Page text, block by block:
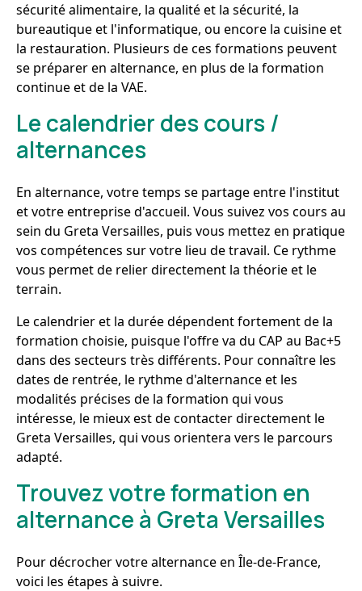
sécurité alimentaire, la qualité et la sécurité, la
bureautique et l'informatique, ou encore la cuisine et
la restauration. Plusieurs de ces formations peuvent
se préparer en alternance, en plus de la formation
continue et de la VAE.
Le calendrier des cours /
alternances
En alternance, votre temps se partage entre l'institut
et votre entreprise d'accueil. Vous suivez vos cours au
sein du Greta Versailles, puis vous mettez en pratique
vos compétences sur votre lieu de travail. Ce rythme
vous permet de relier directement la théorie et le
terrain.
Le calendrier et la durée dépendent fortement de la
formation choisie, puisque l'offre va du CAP au Bac+5
dans des secteurs très différents. Pour connaître les
dates de rentrée, le rythme d'alternance et les
modalités précises de la formation qui vous
intéresse, le mieux est de contacter directement le
Greta Versailles, qui vous orientera vers le parcours
adapté.
Trouvez votre formation en
alternance à Greta Versailles
Pour décrocher votre alternance en Île-de-France,
voici les étapes à suivre.